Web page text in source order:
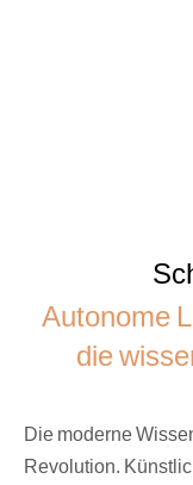
Autonome
die
Die moderne
Revolution.